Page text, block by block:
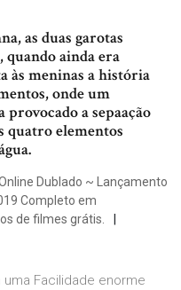
as duas garotas
ainda era
às meninas a história
onde um
a sepaação
quatro elementos
Dublado ~ Lançamento
Completo em
de filmes grátis.
Facilidade enorme